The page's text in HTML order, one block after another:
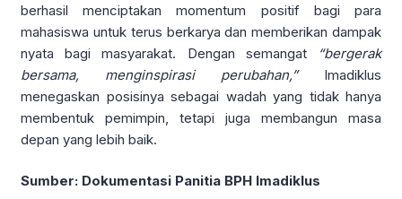
berhasil menciptakan momentum positif bagi para
mahasiswa untuk terus berkarya dan memberikan dampak
nyata bagi masyarakat. Dengan semangat
“bergerak
bersama, menginspirasi perubahan,”Imadiklus
menegaskan posisinya sebagai wadah yang tidak hanya
membentuk pemimpin, tetapi juga membangun masa
depan yang lebih baik.
Sumber: Dokumentasi Panitia BPH Imadiklus